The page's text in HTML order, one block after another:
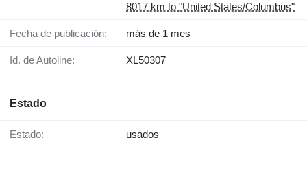
8017 km to "United States/Columbus"
Fecha de publicación: más de 1 mes
Id. de Autoline: XL50307
Estado
Estado: usados